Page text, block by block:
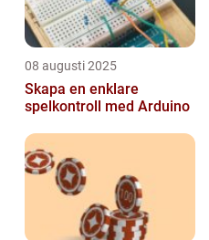
08 augusti 2025
Skapa en enklare
spelkontroll med Arduino